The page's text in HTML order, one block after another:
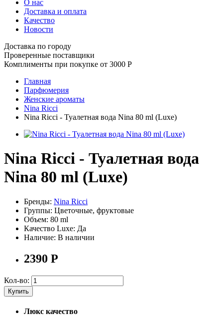
О нас
Доставка и оплата
Качество
Новости
Доставка по городу
Проверенные поставщики
Комплименты при покупке от 3000 Р
Главная
Парфюмерия
Женские ароматы
Nina Ricci
Nina Ricci - Туалетная вода Nina 80 ml (Luxe)
Nina Ricci - Туалетная вода
Nina 80 ml (Luxe)
Бренды: Nina Ricci
Группы: Цветочные, фруктовые
Объем: 80 ml
Качество Luxe: Да
Наличие: В наличии
2390 Р
Кол-во:
Купить
Люкс качество